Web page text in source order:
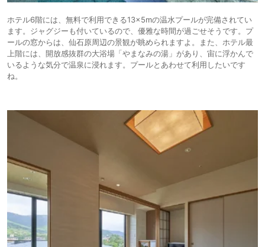
ホテル6階には、無料で利用できる13×5mの温水プールが完備されてい
ます。ジャグジーも付いているので、優雅な時間が過ごせそうです。プ
ールの窓からは、仙石原周辺の景観が眺められますよ。また、ホテル最
上階には、開放感抜群の大浴場「やまなみの湯」があり、宙に浮かんで
いるような気分で温泉に浸れます。プールとあわせて利用したいです
ね。